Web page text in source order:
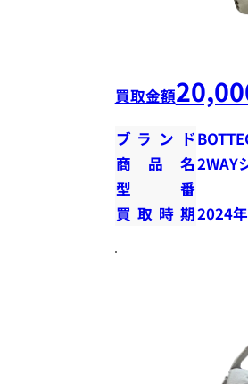
買取金額
ブランド
商品名2WAY
型番
買取時期2024